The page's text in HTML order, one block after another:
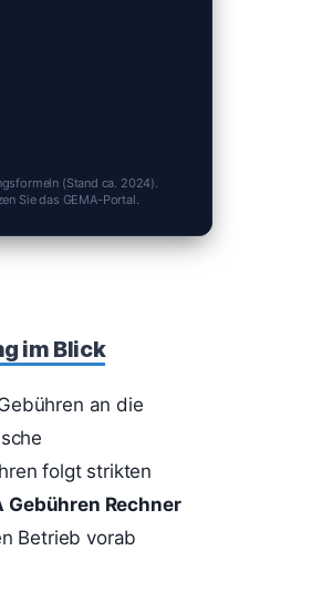
(Stand ca. 2024).
Sie das GEMA-Portal.
im Blick
an die
folgt strikten
Gebühren Rechner
Betrieb vorab